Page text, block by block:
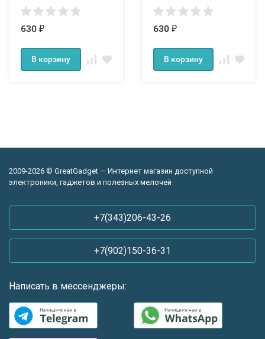
0721
630 ₽
В корзину
0613
630 ₽
В корзину
2009-2026 © GreatGadget — Интернет магазин доступной
электроники, гаджетов и полезных мелочей
+7(343)206-43-26
+7(902)150-36-31
Написать в мессенджеры: